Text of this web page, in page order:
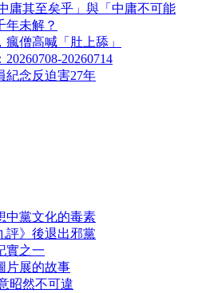
庸其至矣乎」與「中庸不可能
年未解？
僧高喊「肚上舔」
20260714
紀念反迫害27年
中黨文化的毒素
評》後退出邪黨
實之一
片展的故事
昭然不可違